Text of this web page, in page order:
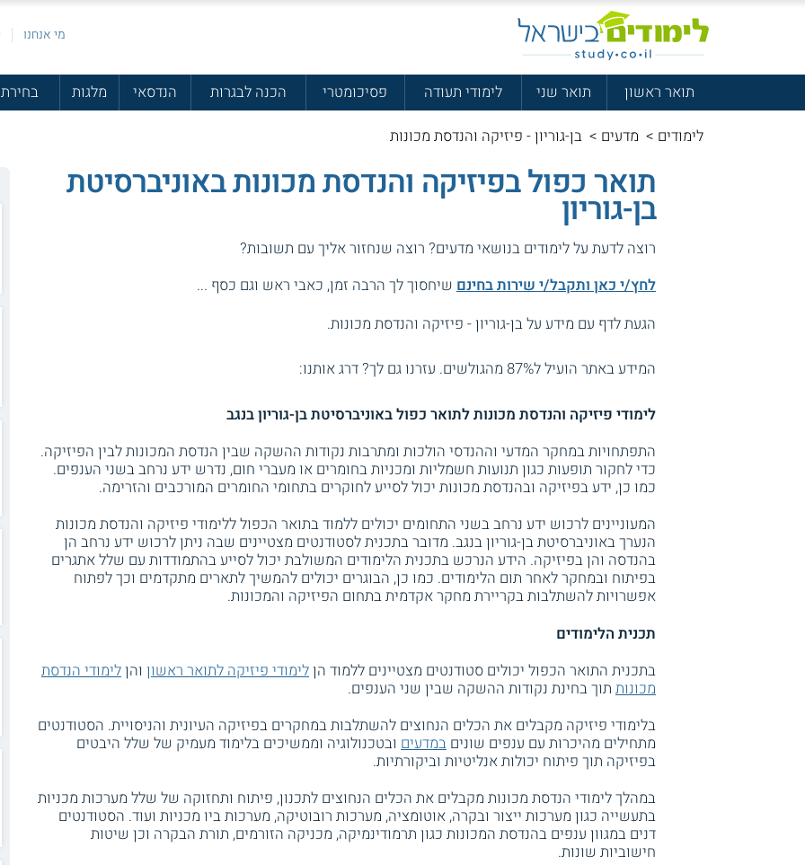
מי אנחנו
תואר ראשון תואר שני לימודי תעודה פסיכומטרי הכנה לבגרות הנדסאי מלגות
לימודים > מדעים > בן-גוריון - פיזיקה והנדסת מכונות
תואר כפול בפיזיקה והנדסת מכונות באוניברסיטת
בן-גוריון
רוצה לדעת על לימודים בנושאי מדעים? רוצה שנחזור אליך עם תשובות?
לחץ/י כאן ותקבל/י שירות בחינם שיחסוך לך הרבה זמן, כאבי ראש וגם כסף ...
הגעת לדף עם מידע על בן-גוריון - פיזיקה והנדסת מכונות.
המידע באתר הועיל ל87% מהגולשים.
עזרנו גם לך? דרג אותנו:
לימודי פיזיקה והנדסת מכונות לתואר כפול באוניברסיטת בן-גוריון בנגב
התפתחויות במחקר המדעי וההנדסי הולכות ומתרבות נקודות ההשקה שבין הנדסת המכונות לבין הפיזיקה.
כדי לחקור תופעות כגון תנועות חשמליות ומכניות בחומרים או מעברי חום, נדרש ידע נרחב בשני הענפים.
כמו כן, ידע בפיזיקה ובהנדסת מכונות יכול לסייע לחוקרים בתחומי החומרים המורכבים והזרימה.
המעוניינים לרכוש ידע נרחב בשני התחומים יכולים ללמוד בתואר הכפול ללימודי פיזיקה והנדסת מכונות
הנערך באוניברסיטת בן-גוריון בנגב. מדובר בתכנית לסטודנטים מצטיינים שבה ניתן לרכוש ידע נרחב הן
בהנדסה והן בפיזיקה. הידע הנרכש בתכנית הלימודים המשולבת יכול לסייע בהתמודדות עם שלל אתגרים
בפיתוח ובמחקר לאחר תום הלימודים. כמו כן, הבוגרים יכולים להמשיך לתארים מתקדמים וכך לפתוח
אפשרויות להשתלבות בקריירת מחקר אקדמית בתחום הפיזיקה והמכונות.
תכנית הלימודים
בתכנית התואר הכפול יכולים סטודנטים מצטיינים ללמוד הןלימודי פיזיקה לתואר ראשון והןלימודי הנדסת
מכונות תוך בחינת נקודות ההשקה שבין שני הענפים.
בלימודי פיזיקה מקבלים את הכלים הנחוצים להשתלבות במחקרים בפיזיקה העיונית והניסויית. הסטודנטים
מתחילים מהיכרות עם ענפים שונים במדעים ובטכנולוגיה וממשיכים בלימוד מעמיק של שלל היבטים
בפיזיקה תוך פיתוח יכולות אנליטיות וביקורתיות.
במהלך לימודי הנדסת מכונות מקבלים את הכלים הנחוצים לתכנון, פיתוח ותחזוקה של שלל מערכות מכניות
בתעשייה כגון מערכות ייצור ובקרה, אוטומציה, מערכות רובוטיקה, מערכות ביו מכניות ועוד. הסטודנטים
דנים במגוון ענפים בהנדסת המכונות כגון תרמודינמיקה, מכניקה הזורמים, תורת הבקרה וכן שיטות
חישוביות שונות.